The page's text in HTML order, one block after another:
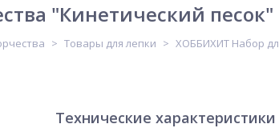
"Кинетический песок"
Товары для лепки ХОББИХИТ Набор
Технические характеристики